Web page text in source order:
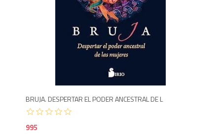
BRUJA. DESPERTAR EL PODER ANCESTRAL DE L
995